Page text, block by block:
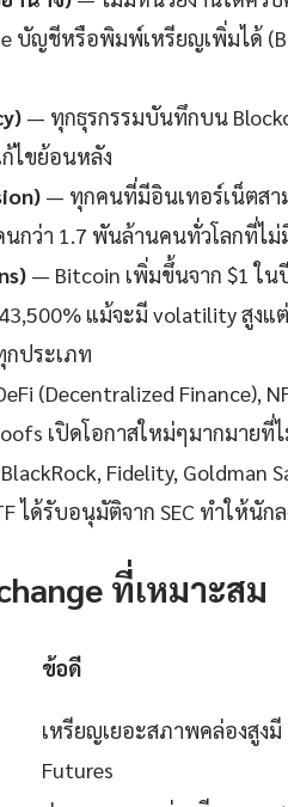
บัญชีหรือพิมพ์เหรียญเพิ่มได้
— ทุกธุรกรรมบันทึกบน
ไขย้อนหลัง
— ทุกคนที่มีอินเทอร์เน็ตสา
นกว่า 1.7 พันล้านคนทั่วโลกที่ไ
— Bitcoin เพิ่มขึ้นจาก $1 ใน
แม้จะมี volatility สูงแ
ประเภท
(Decentralized Finance),
เปิดโอกาสใหม่ๆมากมายที่
Fidelity, Goldman
ได้รับอนุมัติจาก SEC ทำให้นั
ที่เหมาะสม
ข้อดี
เหรียญเยอะสภาพคล่องสูงมี
Futures